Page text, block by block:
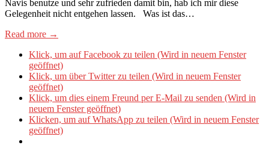
Navis benutze und sehr zufrieden damit bin, hab ich mir diese
Gelegenheit nicht entgehen lassen. Was ist das…
Read more →
Klick, um auf Facebook zu teilen (Wird in neuem Fenster
geöffnet)
Klick, um über Twitter zu teilen (Wird in neuem Fenster
geöffnet)
Klick, um dies einem Freund per E-Mail zu senden (Wird in
neuem Fenster geöffnet)
Klicken, um auf WhatsApp zu teilen (Wird in neuem Fenster
geöffnet)